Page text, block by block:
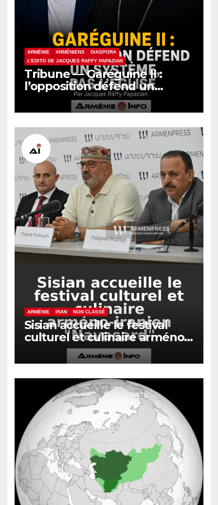
ARMÉNIE ARMÉNIENS
DIASPORA
L'EDITO DE JACQUES RAFFY PAPAZIAN
Tribune — Garéguine II :
l’opposition défend un
système, pas l’Église
ARMÉNIE IRAN NON CLASSÉ
Sisian accueille le festival
culturel et culinaire arméno-
iranien « Navasard »